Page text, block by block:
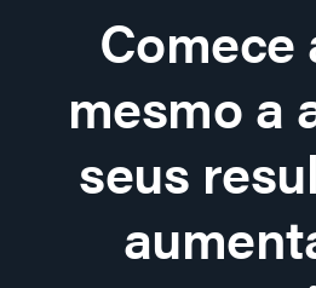
Comece
mesmo a
seus